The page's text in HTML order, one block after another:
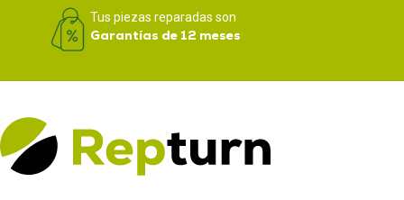
Tus piezas reparadas son
Garantías de 12 meses